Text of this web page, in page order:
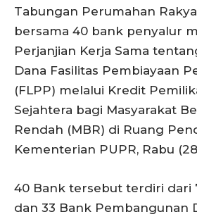
Tabungan Perumahan
bersama 40 bank penyalur
Perjanjian Kerja Sama
Dana Fasilitas Pembiayaan
(FLPP) melalui Kredit
Sejahtera bagi Masyarakat
Rendah (MBR) di Ruang
Kementerian PUPR, Rabu
40 Bank tersebut terdiri dari
dan 33 Bank Pembangunan